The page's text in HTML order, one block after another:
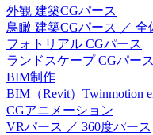
外観 建築CGパース
鳥瞰 建築CGパース ／ 全
フォトリアル CGパース
ランドスケープ CGパース
BIM制作
BIM（Revit）Twinmotion
CGアニメーション
VRパース ／ 360度パース